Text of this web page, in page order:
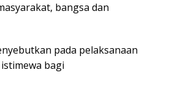
bangsa dan
pada pelaksanaan
bagi